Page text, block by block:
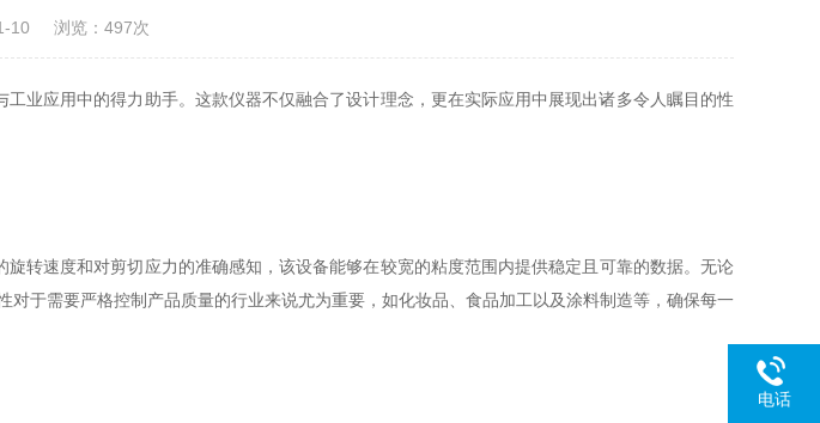
10 浏览：497次
应用中的得力助手。这款仪器不仅融合了设计理念，更在实际应用中展现出诸多令人瞩目的性
转速度和对剪切应力的准确感知，该设备能够在较宽的粘度范围内提供稳定且可靠的数据。无论
于需要严格控制产品质量的行业来说尤为重要，如化妆品、食品加工以及涂料制造等，确保每一
电话